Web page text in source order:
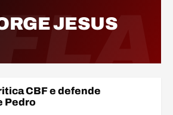
JESUS
ELE
CBF e defende
Pedro